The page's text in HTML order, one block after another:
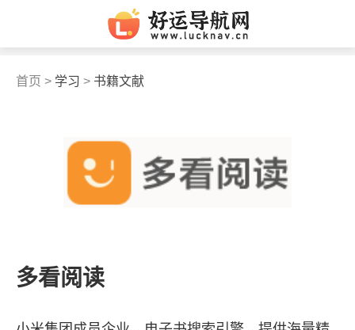
首页 > 学习 > 书籍文献
多看阅读